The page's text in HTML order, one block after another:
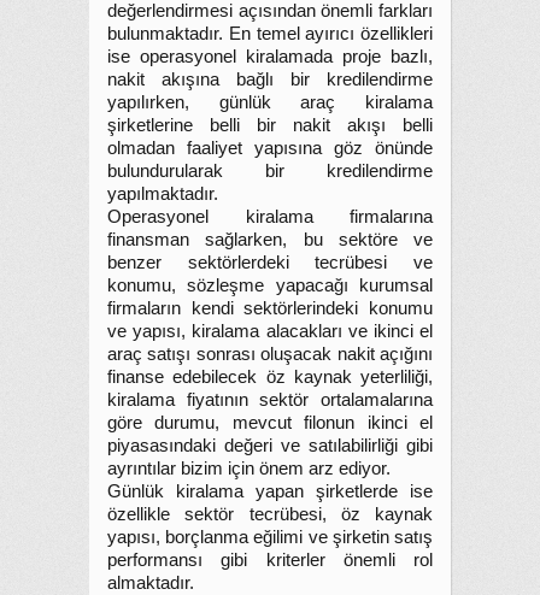
değerlendirmesi açısından önemli farkları
bulunmaktadır. En temel ayırıcı özellikleri
ise operasyonel kiralamada proje bazlı,
nakit akışına bağlı bir kredilendirme
yapılırken, günlük araç kiralama
şirketlerine belli bir nakit akışı belli
olmadan faaliyet yapısına göz önünde
bulundurularak bir kredilendirme
yapılmaktadır.
Operasyonel kiralama firmalarına
finansman sağlarken, bu sektöre ve
benzer sektörlerdeki tecrübesi ve
konumu, sözleşme yapacağı kurumsal
firmaların kendi sektörlerindeki konumu
ve yapısı, kiralama alacakları ve ikinci el
araç satışı sonrası oluşacak nakit açığını
finanse edebilecek öz kaynak yeterliliği,
kiralama fiyatının sektör ortalamalarına
göre durumu, mevcut filonun ikinci el
piyasasındaki değeri ve satılabilirliği gibi
ayrıntılar bizim için önem arz ediyor.
Günlük kiralama yapan şirketlerde ise
özellikle sektör tecrübesi, öz kaynak
yapısı, borçlanma eğilimi ve şirketin satış
performansı gibi kriterler önemli rol
almaktadır.